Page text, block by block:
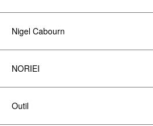
Nigel Cabourn
NORIEI
Outil